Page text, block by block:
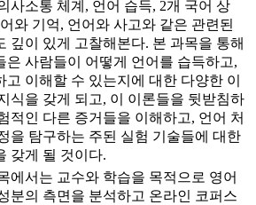
사소통 체계, 언어 습득, 2개 국어 상
와 기억, 언어와 사고와 같은 관련된
깊이 있게 고찰해본다. 본 과목을 통해
은 사람들이 어떻게 언어를 습득하고,
고 이해할 수 있는지에 대한 다양한 이
식을 갖게 되고, 이 이론들을 뒷받침하
적인 다른 증거들을 이해하고, 언어 처
을 탐구하는 주된 실험 기술들에 대한
갖게 될 것이다.
에서는 교수와 학습을 목적으로 영어
분의 측면을 분석하고 온라인 코퍼스